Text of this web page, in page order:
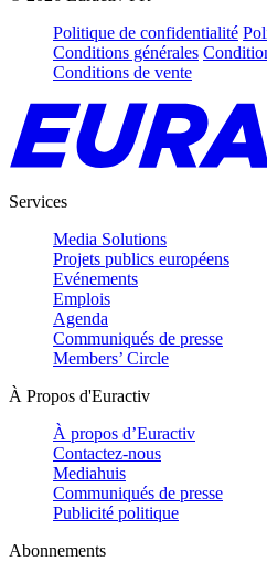
Politique de confidentialité
Conditions générales
Conditions de vente
Services
Media Solutions
Projets publics européens
Evénements
Emplois
Agenda
Communiqués de presse
Members’ Circle
À Propos d'Euractiv
À propos d’Euractiv
Contactez-nous
Mediahuis
Communiqués de presse
Publicité politique
Abonnements